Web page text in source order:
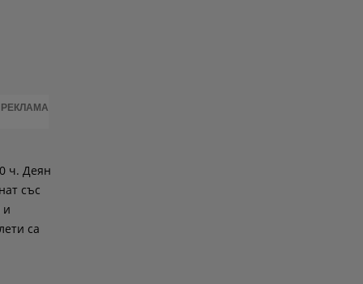
РЕКЛАМА
ч. Деян
със
и
са